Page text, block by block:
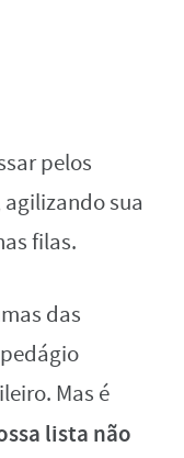
pelos
sua
filas.
das
Mas é
lista não